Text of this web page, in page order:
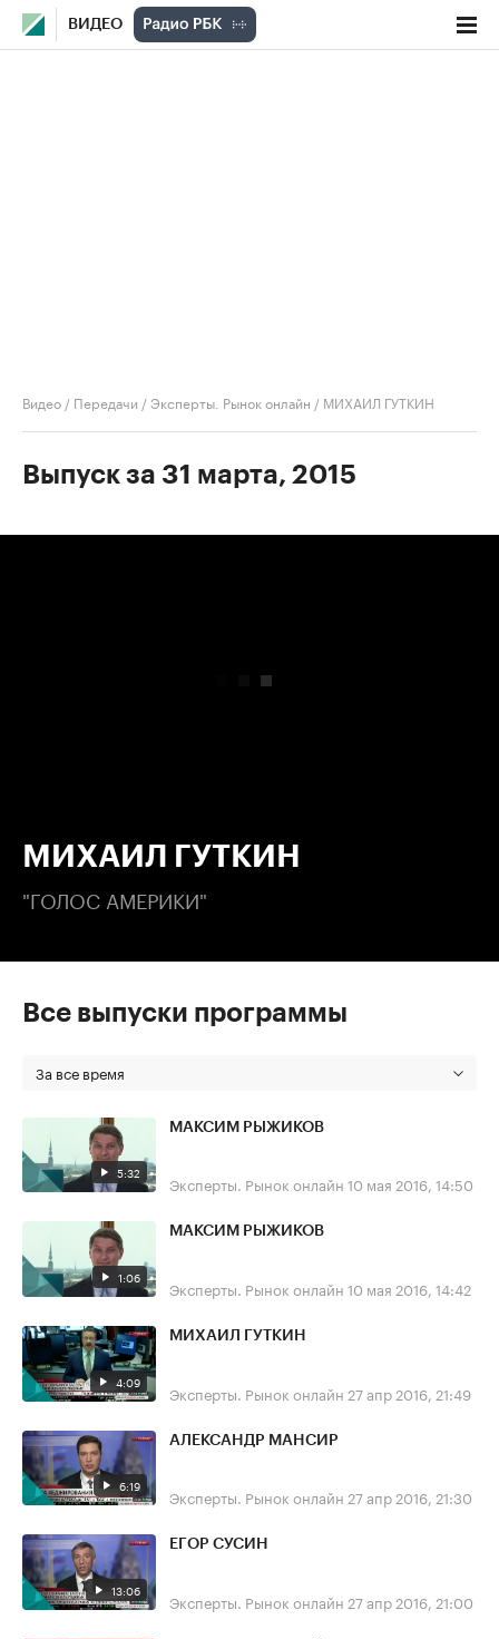
ВИДЕО
Видео / Передачи /Эксперты. Рынок онлайн / МИХАИЛ ГУТКИН
Выпуск за 31 марта, 2015
МИХАИЛ ГУТКИН
"ГОЛОС АМЕРИКИ"
Все выпуски программы
За все время
5:32
МАКСИМ РЫЖИКОВ
Эксперты. Рынок онлайн 10 мая 2016, 14:50
1:06
МАКСИМ РЫЖИКОВ
Эксперты. Рынок онлайн 10 мая 2016, 14:42
4:09
МИХАИЛ ГУТКИН
Эксперты. Рынок онлайн 27 апр 2016, 21:49
6:19
АЛЕКСАНДР МАНСИР
Эксперты. Рынок онлайн 27 апр 2016, 21:30
13:06
ЕГОР СУСИН
Эксперты. Рынок онлайн 27 апр 2016, 21:00